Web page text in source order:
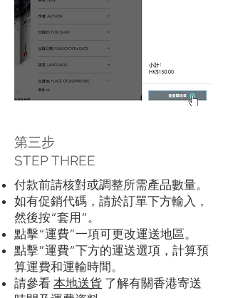
第三步
STEP THREE
付款前請核對或調整所需產品數量。
如有促銷代碼，請於訂單下方輸入，
然後按“套用”。
點擊​“運費”一項可更改運送地區。
點擊”運費“下方的運送選項，計算預
算運費和運輸時間。
請參看 本地送貨 了解有關香港寄送